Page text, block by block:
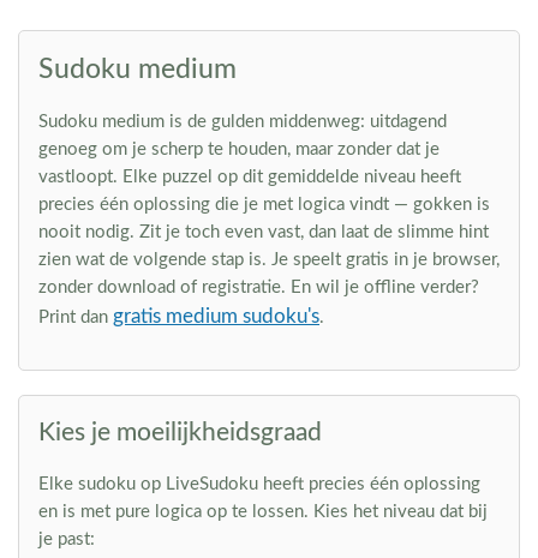
Sudoku medium
Sudoku medium is de gulden middenweg: uitdagend
genoeg om je scherp te houden, maar zonder dat je
vastloopt. Elke puzzel op dit gemiddelde niveau heeft
precies één oplossing die je met logica vindt — gokken is
nooit nodig. Zit je toch even vast, dan laat de slimme hint
zien wat de volgende stap is. Je speelt gratis in je browser,
zonder download of registratie. En wil je offline verder?
Print dan gratis medium sudoku's.
Kies je moeilijkheidsgraad
Elke sudoku op LiveSudoku heeft precies één oplossing
en is met pure logica op te lossen. Kies het niveau dat bij
je past: